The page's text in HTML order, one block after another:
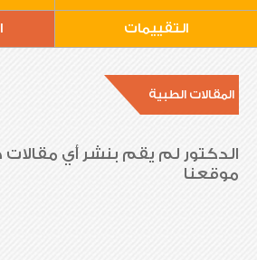
التقييمات
المقالات الطبية
الدكتور لم يقم بنشر أي
موقعنا